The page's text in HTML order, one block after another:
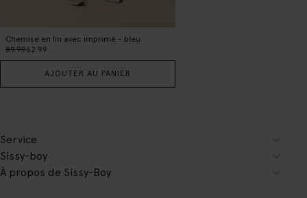
Chemise en lin avec imprimé - bleu
89.9962.99
AJOUTER AU PANIER
Service
Sissy-boy
À propos de Sissy-Boy